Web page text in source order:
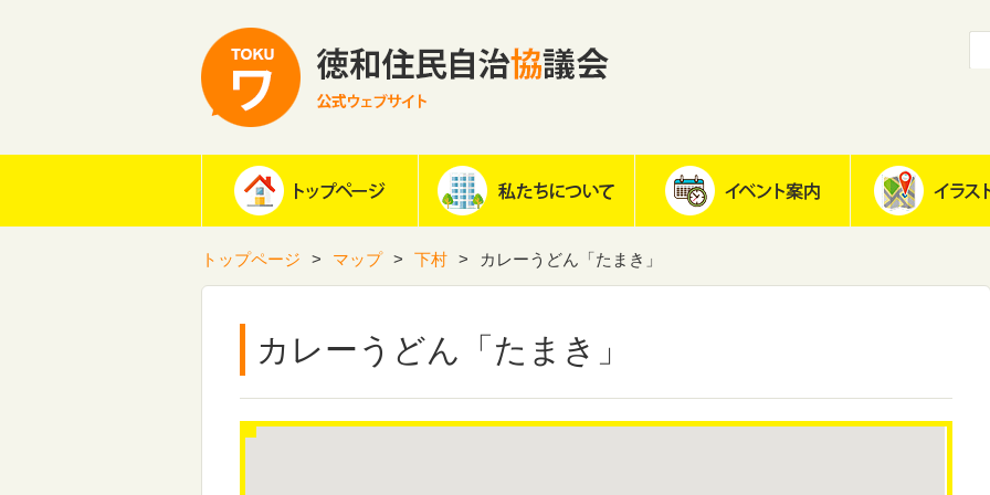
トップページ マップ 下村 カレーうどん「たまき」
カレーうどん「たまき」